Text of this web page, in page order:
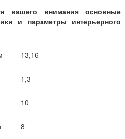
вашего внимания основные
и параметры интерьерного
13,16
1,3
10
8